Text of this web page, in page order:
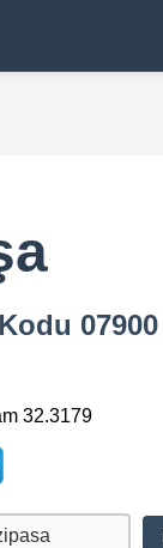
07900
32.3179